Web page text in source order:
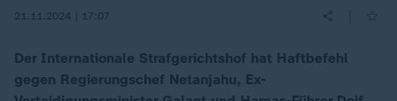
21.11.2024 | 17:07
Der Internationale Strafgerichtshof hat Haftbefehl
gegen Regierungschef Netanjahu, Ex-